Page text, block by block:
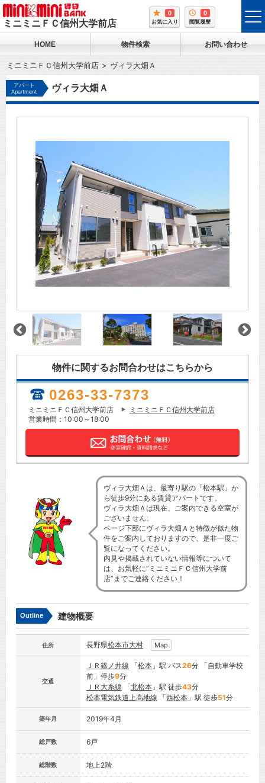
ミニミニＦＣ信州大学前店
0
お気に入り
0
閲覧履歴
HOME 物件検索 お問い合わせ
ミニミニＦＣ信州大学前店 ヴィラ大畑Ａ
アパート
Apartment
ヴィラ大畑Ａ
物件に関するお問合わせはこちらから
0263-33-7373
ミニミニＦＣ信州大学前店
ミニミニＦＣ信州大学前店
営業時間：10:00～18:00
ヴィラ大畑Ａは、最寄り駅の「松本駅」か
ら徒歩9分にある賃貸アパートです。
ヴィラ大畑Ａは現在、ご案内できる空室が
ございません。
ページ下部にヴィラ大畑Ａと特徴が似た物
件をご案内しておりますので、是非一度ご
覧になってください。
内見や掲載されていない情報等について
は、お気軽に”ミニミニＦＣ信州大学前
店”までご連絡ください！
Outline 建物概要
住所 長野県松本市大村 Map
交通
ＪＲ篠ノ井線 「松本」駅 バス26分 「自動車学校
前」停歩9分
ＪＲ大糸線 「北松本」駅 徒歩43分
松本電気鉄道上高地線 「西松本」駅 徒歩51分
築年月 2019年4月
総戸数 6戸
総階数 地上2階